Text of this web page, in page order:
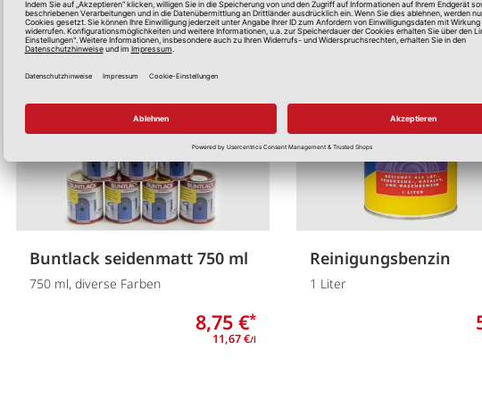
Buntlack seidenmatt 750 ml
750 ml, diverse Farben
8,75 €*
11,67 €/l
Reinigungsbenzin
1 Liter